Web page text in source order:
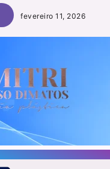
fevereiro 11, 2026